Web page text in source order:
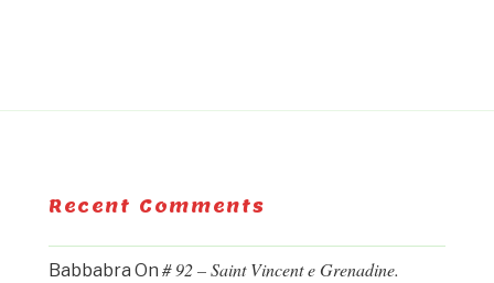
Recent Comments
Babbabra On # 92 – Saint Vincent e Grenadine.